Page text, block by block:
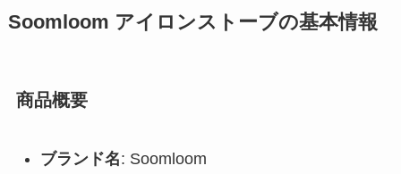
Soomloom アイロンストーブの基本情報
商品概要
ブランド名: Soomloom